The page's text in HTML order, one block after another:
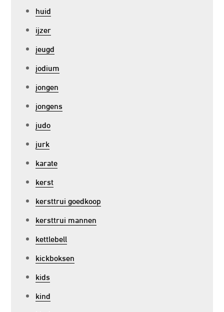
huid
ijzer
jeugd
jodium
jongen
jongens
judo
jurk
karate
kerst
kersttrui goedkoop
kersttrui mannen
kettlebell
kickboksen
kids
kind